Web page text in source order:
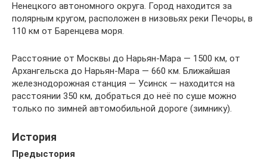
Ненецкого автономного округа. Город находится за
полярным кругом, расположен в низовьях реки Печоры, в
110 км от Баренцева моря.
Расстояние от Москвы до Нарьян-Мара — 1500 км, от
Архангельска до Нарьян-Мара — 660 км. Ближайшая
железнодорожная станция — Усинск — находится на
расстоянии 350 км, добраться до неё по суше можно
только по зимней автомобильной дороге (зимнику).
История
Предыстория